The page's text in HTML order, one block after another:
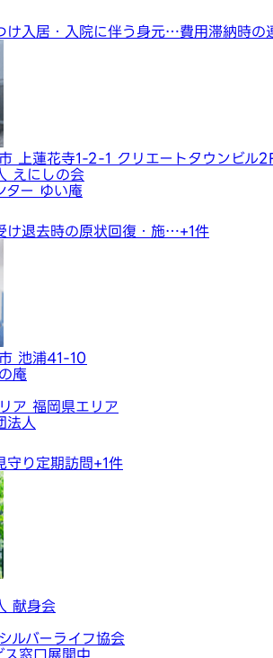
け 入居・入院に伴う身元…費用滞納時の
上蓮花寺1-2-1 クリエートタウンビル
えにしの会
ター ゆい庵
け退去時の原状回復・施…+1件
池浦41-10
庵
ア 福岡県エリア
法人
守り定期訪問+1件
献身会
ルバーライフ協会
ス窓口展開中